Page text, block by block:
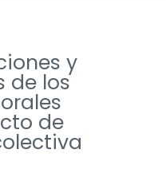
y
de los
de